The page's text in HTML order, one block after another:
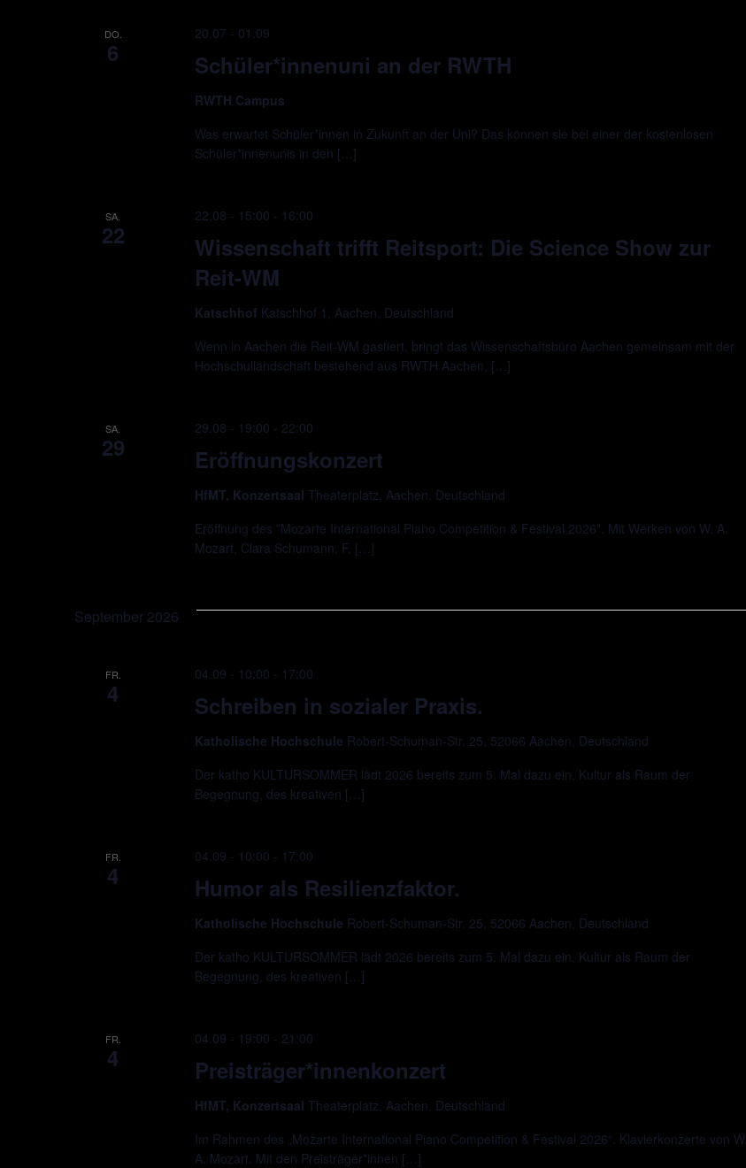
DO.
6 Schüler*innenuni an der RWTH
20.07 - 01.09
RWTH Campus
Was erwartet Schüler*innen in Zukunft an der Uni? Das können sie bei einer der kostenlosen
Schüler*innenunis in den […]
SA.
22
Wissenschaft trifft Reitsport: Die Science Show zur
Reit-WM
22.08 - 15:00 - 16:00
Katschhof Katschhof 1, Aachen, Deutschland
Wenn in Aachen die Reit-WM gastiert, bringt das Wissenschaftsbüro Aachen gemeinsam mit der
Hochschullandschaft bestehend aus RWTH Aachen, […]
SA.
29 Eröffnungskonzert
29.08 - 19:00 - 22:00
HfMT, Konzertsaal Theaterplatz, Aachen, Deutschland
Eröffnung des "Mozarte International Piano Competition & Festival 2026". Mit Werken von W. A.
Mozart, Clara Schumann, F. […]
September 2026
FR.
4 Schreiben in sozialer Praxis.
04.09 - 10:00 - 17:00
Katholische Hochschule Robert-Schuman-Str. 25, 52066 Aachen, Deutschland
Der katho KULTURSOMMER lädt 2026 bereits zum 5. Mal dazu ein, Kultur als Raum der
Begegnung, des kreativen […]
FR.
4 Humor als Resilienzfaktor.
04.09 - 10:00 - 17:00
Katholische Hochschule Robert-Schuman-Str. 25, 52066 Aachen, Deutschland
Der katho KULTURSOMMER lädt 2026 bereits zum 5. Mal dazu ein, Kultur als Raum der
Begegnung, des kreativen […]
FR.
4 Preisträger*innenkonzert
04.09 - 19:00 - 21:00
HfMT, Konzertsaal Theaterplatz, Aachen, Deutschland
Im Rahmen des „Mozarte International Piano Competition & Festival 2026“. Klavierkonzerte von W.
A. Mozart. Mit den Preisträger*innen […]